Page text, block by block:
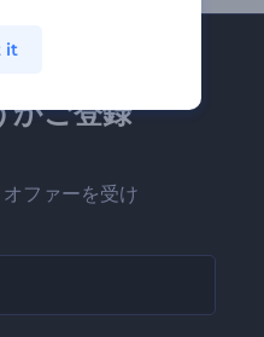
のメー
かご登録
ファーを受け
it